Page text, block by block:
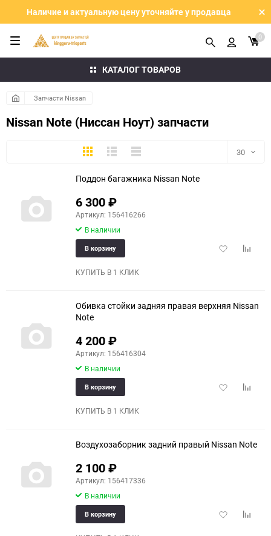
Наличие и актуальную цену уточняйте у продавца
КАТАЛОГ ТОВАРОВ
0
Запчасти Nissan
Nissan Note (Ниссан Ноут) запчасти
ПлиткаПодробноКомпактно 30
Поддон багажника Nissan Note
6 300₽
Артикул: 156416266
В наличии
Добавить
В корзину
КУПИТЬ В 1 КЛИК
Обивка стойки задняя правая верхняя Nissan
Note
4 200₽
Артикул: 156416304
В наличии
Добавить
В корзину
КУПИТЬ В 1 КЛИК
Воздухозаборник задний правый Nissan Note
2 100₽
Артикул: 156417336
В наличии
Добавить
В корзину